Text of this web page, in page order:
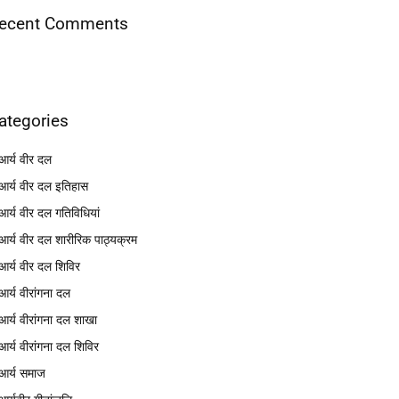
Comments
वीर दल
वीर दल इतिहास
वीर दल गतिविधियां
वीर दल शारीरिक पाठ्यक्रम
वीर दल शिविर
वीरांगना दल
वीरांगना दल शाखा
वीरांगना दल शिविर
समाज